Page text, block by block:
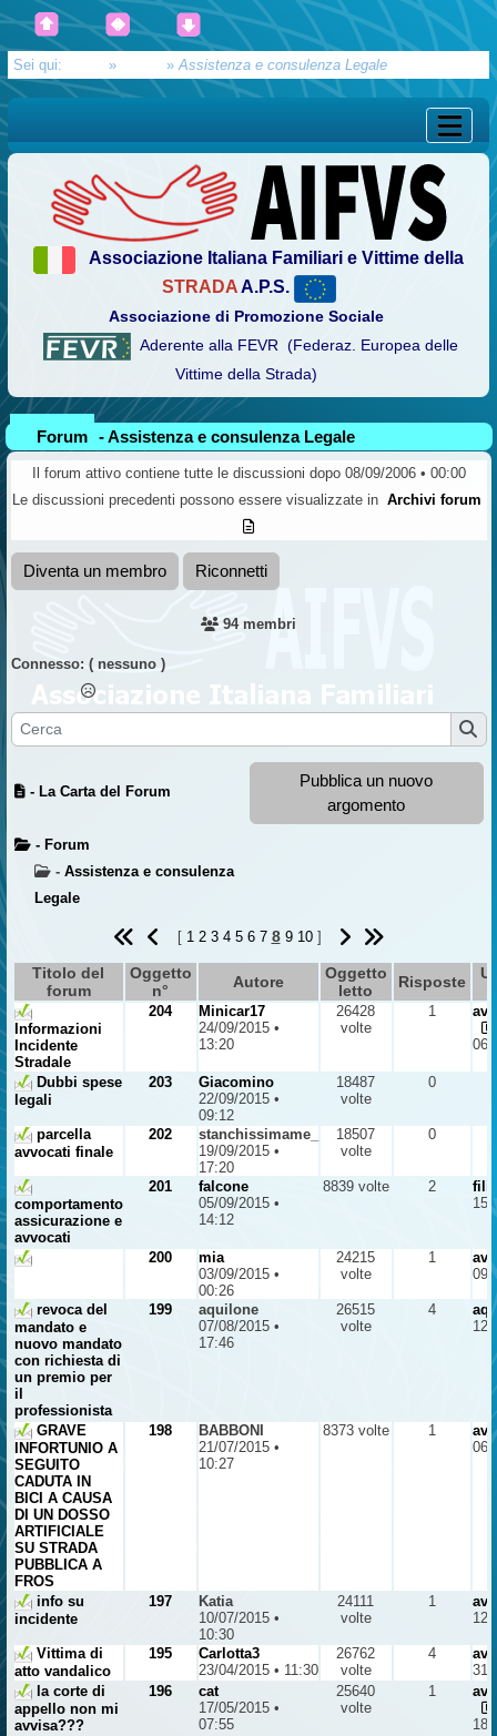
Sei qui: » »Assistenza e consulenza Legale
Associazione Italiana Familiari e Vittime della
STRADAA.P.S.
Associazione di Promozione Sociale
Aderente alla FEVR (Federaz. Europea delle
Vittime della Strada)
Forum - Assistenza e consulenza Legale
Il forum attivo contiene tutte le discussioni dopo 08/09/2006 • 00:00
Le discussioni precedenti possono essere visualizzate in Archivi forum
Diventa un membro Riconnetti
94 membri
Connesso: ( nessuno )
- La Carta del Forum
- Forum
- Assistenza e consulenza
Legale
Pubblica un nuovo
argomento
[ 1 2 3 4 5 6 7 8 9 10]
Titolo del
forum
Oggetto
n°
Autore
Oggetto
letto
Risposte
Informazioni
Incidente
Stradale
204
Minicar17
24/09/2015 •
13:20
26428
volte
1
06/
Dubbi spese
legali
203
Giacomino
22/09/2015 •
09:12
18487
volte
0
parcella
avvocati finale
202
stanchissimame_
19/09/2015 •
17:20
18507
volte
0
comportamento
assicurazione e
avvocati
201
falcone
05/09/2015 •
14:12
8839 volte 2
15/
200
mia
03/09/2015 •
00:26
24215
volte
1
09/
revoca del
mandato e
nuovo mandato
con richiesta di
un premio per
il
professionista
199
aquilone
07/08/2015 •
17:46
26515
volte
4
12/
GRAVE
INFORTUNIO A
SEGUITO
CADUTA IN
BICI A CAUSA
DI UN DOSSO
ARTIFICIALE
SU STRADA
PUBBLICA A
FROS
198
BABBONI
21/07/2015 •
10:27
8373 volte 1
06/
info su
incidente
197
Katia
10/07/2015 •
10:30
24111
volte
1
12/
Vittima di
atto vandalico
195
Carlotta3
23/04/2015 • 11:30
26762
volte
4
31/
la corte di
appello non mi
avvisa???
196
cat
17/05/2015 •
07:55
25640
volte
1
18/